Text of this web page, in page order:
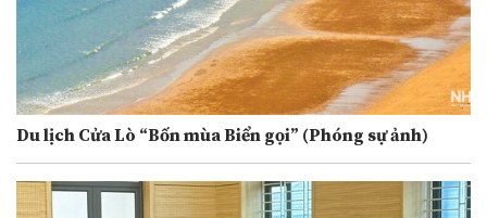
Du lịch Cửa Lò “Bốn mùa Biển gọi” (Phóng sự ảnh)